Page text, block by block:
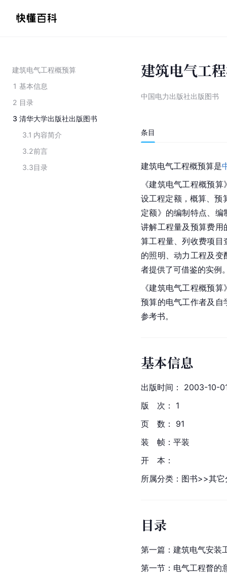
建筑电气工程概预算
1 基本信息
2 目录
3 清华大学出版社出版图书
3.1 内容简介
3.2前言
3.3目录
建筑电气工
中国电力出版社出版图书
条目
建筑电气工程概预算是
《建筑电气工程概预
设工程定额，概算、预
定额》的编制特点、
讲解工程量及预算费用
算工程量、列收费项目
的照明、动力工程及
者提供了可借鉴的实例
《建筑电气工程概预
预算的电气工作者及自
参考书。
基本信息
出版时间： 2003-10-
版　次： 1
页　数： 91
装　帧：平装
开　本：
所属分类：图书>>其它
目录
第一篇：建筑电气安装
第一节：电气工程瞀的